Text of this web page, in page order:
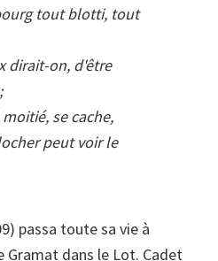
tout blotti, tout
dirait-on, d'être
se cache,
peut voir le
passa toute sa vie à
Gramat dans le Lot. Cadet